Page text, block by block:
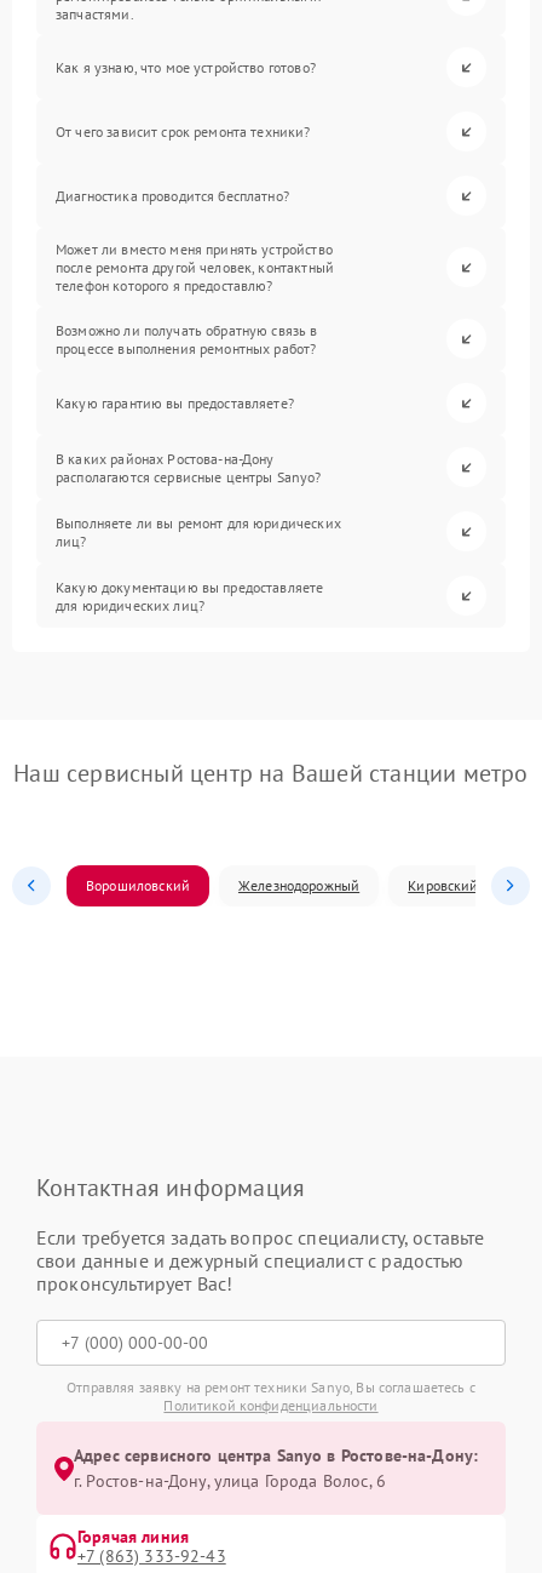
запчастями.
Как я узнаю, что мое устройство готово?
От чего зависит срок ремонта техники?
Диагностика проводится бесплатно?
Может ли вместо меня принять устройство
после ремонта другой человек, контактный
телефон которого я предоставлю?
Возможно ли получать обратную связь в
процессе выполнения ремонтных работ?
Какую гарантию вы предоставляете?
В каких районах Ростова-на-Дону
располагаются сервисные центры Sanyo?
Выполняете ли вы ремонт для юридических
лиц?
Какую документацию вы предоставляете
для юридических лиц?
Наш сервисный центр на Вашей станции метро
Ворошиловский Железнодорожный Кировский
Контактная информация
Если требуется задать вопрос специалисту, оставьте
свои данные и дежурный специалист с радостью
проконсультирует Вас!
Отправляя заявку на ремонт техники Sanyo, Вы соглашаетесь с
Политикой конфиденциальности
Адрес сервисного центра Sanyo в Ростове-на-Дону:
г. Ростов-на-Дону, улица Города Волос, 6
Горячая линия
+7 (863) 333-92-43